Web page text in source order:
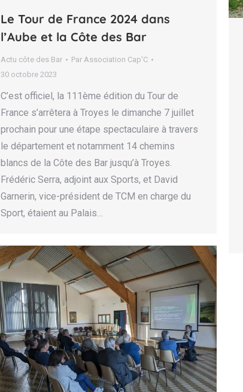
Le Tour de France 2024 dans
l’Aube et la Côte des Bar
Actu côte des Bar Par Association Cap'C
30 octobre 2023
C’est officiel, la 111ème édition du Tour de
France s’arrêtera à Troyes le dimanche 7 juillet
prochain pour une étape spectaculaire à travers
le département et notamment 14 chemins
blancs de la Côte des Bar jusqu’à Troyes.
Frédéric Serra, adjoint aux Sports, et David
Garnerin, vice-président de TCM en charge du
Sport, étaient au Palais…